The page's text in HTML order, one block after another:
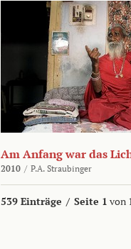
Am Anfang war das
2010 / P.A. Straubinger
539 Einträge / Seite 1 von